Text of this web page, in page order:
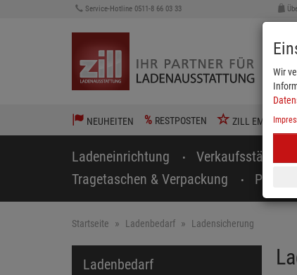
Service-Hotline 0511-8 66 03 33
NEUHEITEN % RESTPOSTEN ZILL EMPFIEHLT
Ladeneinrichtung Verkaufsständer
Tragetaschen & Verpackung
Startseite Ladenbedarf Ladensicherung
Ladenbedarf
Wir